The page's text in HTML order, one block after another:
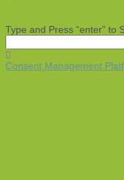
Type and Press “enter” to
Consent Management